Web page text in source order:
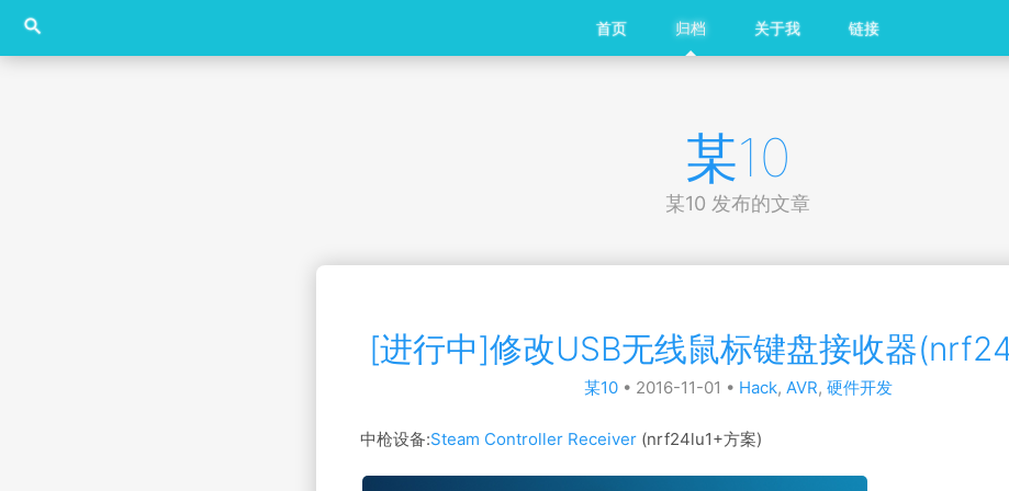
search 首页 归档 关于我 链接
某10
某10 发布的文章
[进行中]修改USB无线鼠标键盘接收器
某10• 2016-11-01 • Hack, AVR, 硬件开发
中枪设备:Steam Controller Receiver (nrf24lu1+方案)